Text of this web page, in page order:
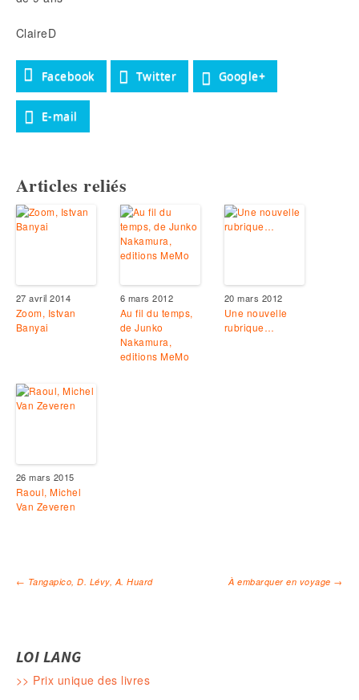
ClaireD
Facebook Twitter Google+
E-mail
Articles reliés
27 avril 2014
Zoom, Istvan
Banyai
6 mars 2012
Au fil du temps,
de Junko
Nakamura,
editions MeMo
20 mars 2012
Une nouvelle
rubrique…
26 mars 2015
Raoul, Michel
Van Zeveren
← Tangapico, D. Lévy, A. Huard À embarquer en voyage →
LOI LANG
>> Prix unique des livres